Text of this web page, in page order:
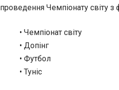
проведення Чемпіонату світу з
• Чемпіонат світу
• Допінг
• Футбол
• Туніс